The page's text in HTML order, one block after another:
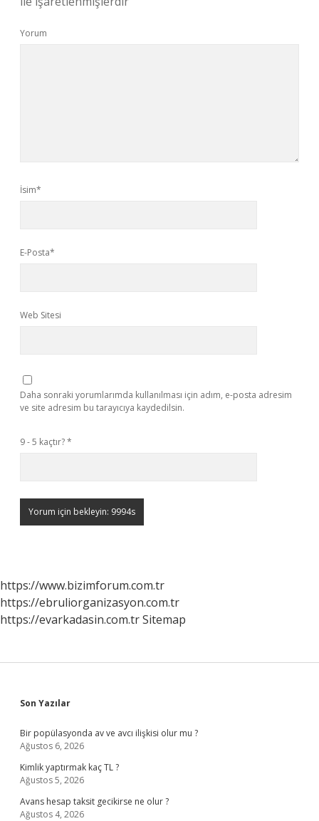
Yorum
İsim*
E-Posta*
Web Sitesi
Daha sonraki yorumlarımda kullanılması için adım, e-posta adresim
ve site adresim bu tarayıcıya kaydedilsin.
9 - 5 kaçtır?*
https://www.bizimforum.com.tr
https://ebruliorganizasyon.com.tr
https://evarkadasin.com.trSitemap
Sidebar
Son Yazılar
Bir popülasyonda av ve avcı ilişkisi olur mu ?
Ağustos 6, 2026
Kimlik yaptırmak kaç TL ?
Ağustos 5, 2026
Avans hesap taksit gecikirse ne olur ?
Ağustos 4, 2026